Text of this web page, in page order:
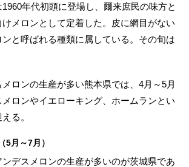
年代初頭に登場し、爾来庶民の味方と
メロンとして定着した。皮に網目がない
ンと呼ばれる種類に属している。その旬は
ロンの生産が多い熊本県では、4月～5月
ロンやイエローキング、ホームランとい
る。
5月～7月）
デスメロンの生産が多いのが茨城県であ